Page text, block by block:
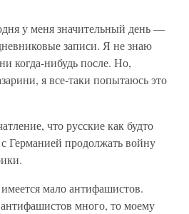
у меня значительный день —
записи. Я не знаю
когда-нибудь после. Но,
я все-таки попытаюсь это
что русские как будто
Германией продолжать войну
мало антифашистов.
много, то моему